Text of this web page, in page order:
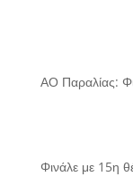
ΑΟ Παραλίας:
Φινάλε με 15η